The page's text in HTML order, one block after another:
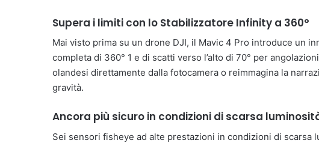
Supera i limiti con lo Stabilizzatore Infinity a 360°
Mai visto prima su un drone DJI, il Mavic 4 Pro introduce un
completa di 360° 1 e di scatti verso l’alto di 70° per
olandesi direttamente dalla fotocamera o reimmagina la
gravità.
Ancora più sicuro in condizioni di scarsa
Sei sensori fisheye ad alte prestazioni in condizioni di scarsa